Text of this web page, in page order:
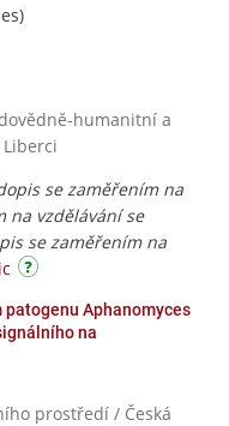
humanitní a
se zaměřením na
na vzdělávání se
se zaměřením na
patogenu Aphanomyces
na
prostředí / Česká